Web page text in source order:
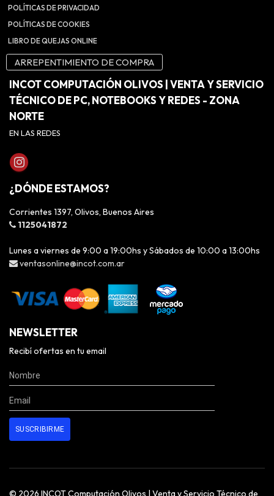
POLÍTICAS DE PRIVACIDAD
POLÍTICAS DE COOKIES
LIBRO DE QUEJAS ONLINE
ARREPENTIMIENTO DE COMPRA
INCOT COMPUTACIÓN OLIVOS | VENTA Y SERVICIO
TÉCNICO DE PC, NOTEBOOKS Y REDES - ZONA
NORTE
EN LAS REDES
¿DÓNDE ESTAMOS?
Corrientes 1397, Olivos, Buenos Aires
1125041872
Lunes a viernes de 9:00 a 19:00hs y Sábados de 10:00 a 13:00hs
ventasonline@incot.com.ar
NEWSLETTER
Recibí ofertas en tu email
© 2026 INCOT Computación Olivos | Venta y Servicio Técnico de